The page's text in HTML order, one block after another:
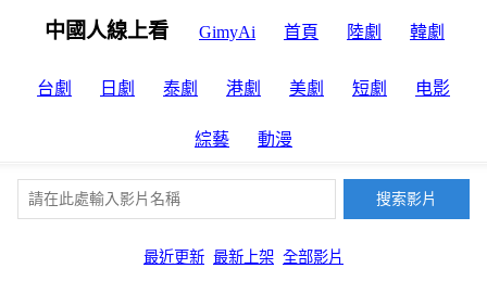
中國人線上看 GimyAi 首頁 陸劇 韓劇
台劇 日劇 泰劇 港劇 美劇 短劇 电影
綜藝 動漫
最近更新 最新上架 全部影片